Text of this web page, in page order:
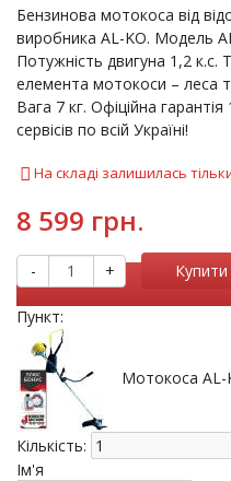
Бензинова мотокоса від
виробника AL-KO. Модель
Потужність двигуна 1,2 к.с.
елемента мотокоси – леса
Вага 7 кг. Офіційна гарантія
сервісів по всій Україні!
На складі залишилась
8 599 грн.
- + Купити
Пункт:
Мотокоса AL-
Кількість:
Ім'я